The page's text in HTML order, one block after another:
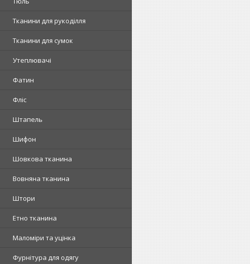
Тканини для рукоділля
Тканини для сумок
Утеплювачі
Фатин
Фліс
Штапель
Шифон
Шовкова тканина
Вовняна тканина
Штори
Етно тканина
Маломіри та уцінка
Фурнітура для одягу